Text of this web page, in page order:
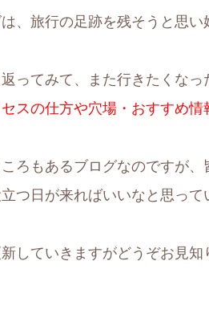
、旅行の足跡を残そうと思い
ってみて、また行きたくな
スの仕方や穴場・おすすめ情
ろもあるブログなのですが
つ日が来ればいいなと思って
していきますがどうぞお見知